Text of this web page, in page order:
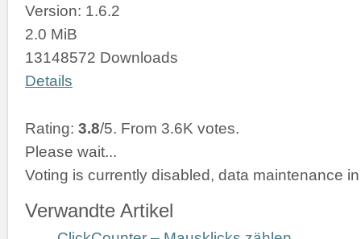
Version: 1.6.2
2.0 MiB
13148572 Downloads
Details
Rating: 3.8/5. From 3.6K votes.
Please wait...
Voting is currently disabled, data maintenance
Verwandte Artikel